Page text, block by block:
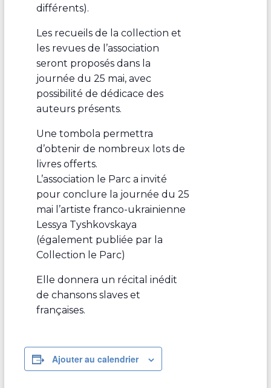
différents).
Les recueils de la collection et
les revues de l’association
seront proposés dans la
journée du 25 mai, avec
possibilité de dédicace des
auteurs présents.
Une tombola permettra
d’obtenir de nombreux lots de
livres offerts.
L’association le Parc a invité
pour conclure la journée du 25
mai l’artiste franco-ukrainienne
Lessya Tyshkovskaya
(également publiée par la
Collection le Parc)
Elle donnera un récital inédit
de chansons slaves et
françaises.
Ajouter au calendrier